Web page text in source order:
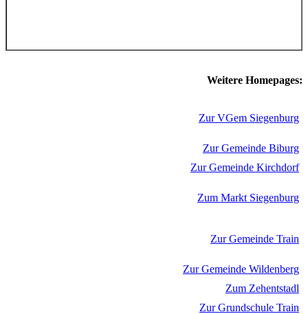
Weitere Homepages:
Zur VGem Siegenburg
Zur Gemeinde Biburg
Zur Gemeinde Kirchdorf
Zum Markt Siegenburg
Zur Gemeinde Train
Zur Gemeinde Wildenberg
Zum Zehentstadl
Zur Grundschule Train